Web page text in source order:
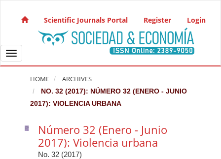
Main Navigation
Main Content
Sidebar
Scientific Journals Portal Register Login
Toggle navigation
HOME ARCHIVES
NO. 32 (2017): NÚMERO 32 (ENERO - JUNIO
2017): VIOLENCIA URBANA
Número 32 (Enero - Junio
2017): Violencia urbana
No. 32 (2017)